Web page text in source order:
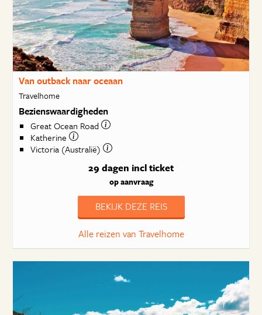
Van outback naar oceaan
Travelhome
Bezienswaardigheden
Great Ocean Road
Katherine
Victoria (Australië)
29 dagen incl ticket
op aanvraag
BEKIJK DEZE REIS
Alle reizen van Travelhome